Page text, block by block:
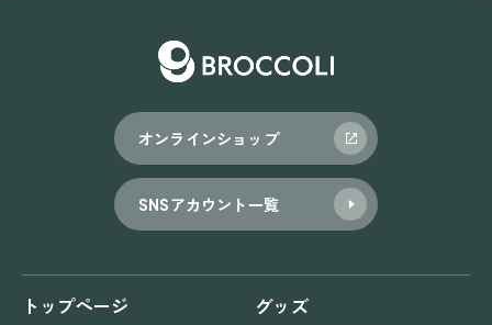
オンラインショップ
SNSアカウント一覧
トップページ
グッズ